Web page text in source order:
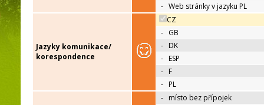
- Web stránky v jazyku PL
Jazyky komunikace/
korespondence
CZ
- GB
- DK
- ESP
- F
- PL
- místo bez přípojek